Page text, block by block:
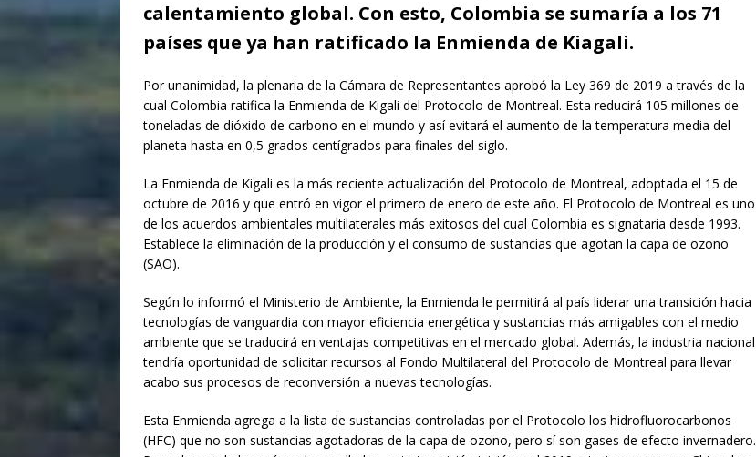
calentamiento global. Con esto, Colombia se sumaría a los 71
países que ya han ratificado la Enmienda de Kiagali.
Por unanimidad, la plenaria de la Cámara de Representantes aprobó la Ley 369 de 2019 a través de la
cual Colombia ratifica la Enmienda de Kigali del Protocolo de Montreal. Esta reducirá 105 millones de
toneladas de dióxido de carbono en el mundo y así evitará el aumento de la temperatura media del
planeta hasta en 0,5 grados centígrados para finales del siglo.
La Enmienda de Kigali es la más reciente actualización del Protocolo de Montreal, adoptada el 15 de
octubre de 2016 y que entró en vigor el primero de enero de este año. El Protocolo de Montreal es uno
de los acuerdos ambientales multilaterales más exitosos del cual Colombia es signataria desde 1993.
Establece la eliminación de la producción y el consumo de sustancias que agotan la capa de ozono
(SAO).
Según lo informó el Ministerio de Ambiente, la Enmienda le permitirá al país liderar una transición hacia
tecnologías de vanguardia con mayor eficiencia energética y sustancias más amigables con el medio
ambiente que se traducirá en ventajas competitivas en el mercado global. Además, la industria nacional
tendría oportunidad de solicitar recursos al Fondo Multilateral del Protocolo de Montreal para llevar
acabo sus procesos de reconversión a nuevas tecnologías.
Esta Enmienda agrega a la lista de sustancias controladas por el Protocolo los hidrofluorocarbonos
(HFC) que no son sustancias agotadoras de la capa de ozono, pero sí son gases de efecto invernadero.